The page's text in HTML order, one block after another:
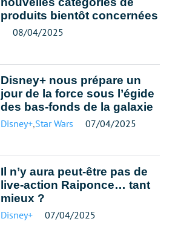
produits bientôt concernées
08/04/2025
Disney+ nous prépare un
jour de la force sous l’égide
des bas-fonds de la galaxie
Disney+,Star Wars 07/04/2025
Il n’y aura peut-être pas de
live-action Raiponce… tant
mieux ?
Disney+ 07/04/2025